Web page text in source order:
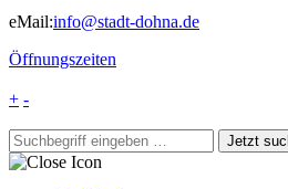
eMail:info@stadt-dohna.de
Öffnungszeiten
+ -